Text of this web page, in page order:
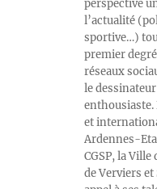
perspective
l’actualité
sportive…)
premier
réseaux
le
enthousiaste.
et
Ardennes-
CGSP, la
de Verviers